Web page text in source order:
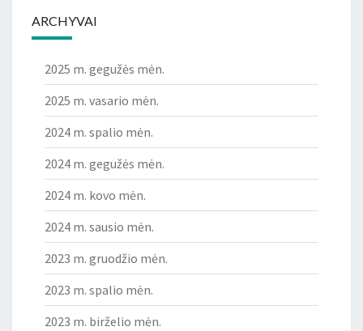
ARCHYVAI
2025 m. gegužės mėn.
2025 m. vasario mėn.
2024 m. spalio mėn.
2024 m. gegužės mėn.
2024 m. kovo mėn.
2024 m. sausio mėn.
2023 m. gruodžio mėn.
2023 m. spalio mėn.
2023 m. birželio mėn.